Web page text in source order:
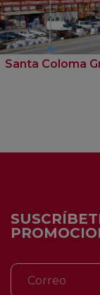
Santa Coloma